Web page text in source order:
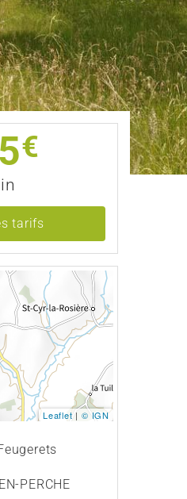
5€
tarifs
Leaflet | © IGN
PERCHE